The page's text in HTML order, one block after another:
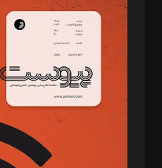
سردبیر: مهرک محمودی
دبیر تحریریه: میثم قاسمی
د‌بیر ناداستان: سمانه سمیع
د‌بیر خدمت و تجارت: ابوالفضل
د‌بیر حقوق فناوری: حسام‌الدین
د‌بیر پیوست جهان: مینا پاکدل
د‌بیر تحریریه آنلاین: بابک نقاش